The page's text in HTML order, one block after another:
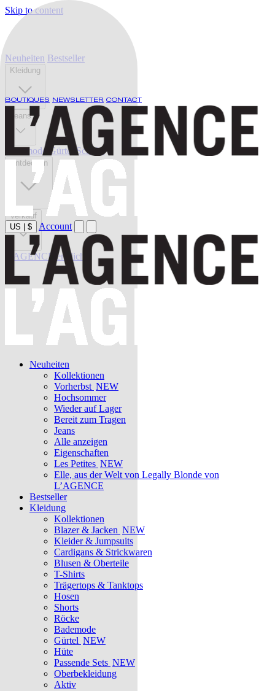
Skip to content
BOUTIQUES NEWSLETTER CONTACT
US $ Account
Neuheiten
Kollektionen
Vorherbst NEW
Hochsommer
Wieder auf Lager
Bereit zum Tragen
Jeans
Alle anzeigen
Eigenschaften
Les Petites NEW
Elle, aus der Welt von Legally Blonde von
L’AGENCE
Bestseller
Kleidung
Kollektionen
Blazer & Jacken NEW
Kleider & Jumpsuits
Cardigans & Strickwaren
Blusen & Oberteile
T-Shirts
Trägertops & Tanktops
Hosen
Shorts
Röcke
Bademode
Gürtel NEW
Hüte
Passende Sets NEW
Oberbekleidung
Aktiv
Neuheiten Bestseller
Kleidung
Jeans
Bademode Gürtel Schuhe
Entdecken
Verkauf
L'AGENCE endlich